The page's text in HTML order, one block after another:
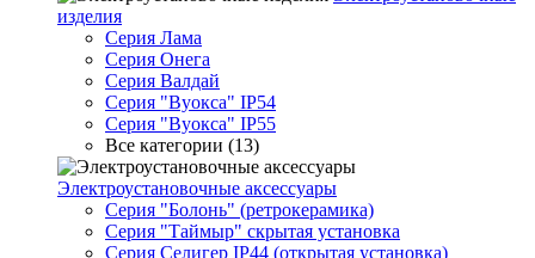
изделия
Серия Лама
Серия Онега
Серия Валдай
Серия "Вуокса" IP54
Серия "Вуокса" IP55
Все категории (13)
Электроустановочные аксессуары
Серия "Болонь" (ретрокерамика)
Серия "Таймыр" скрытая установка
Серия Селигер IP44 (открытая установка)